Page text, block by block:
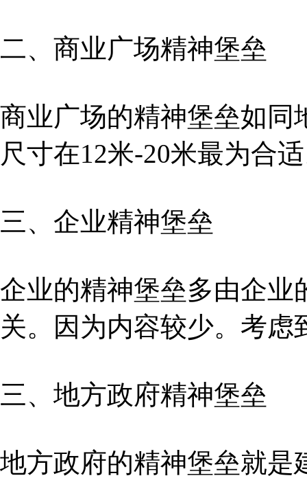
二、商业广场精神堡垒
商业广场的精神堡垒如同
尺寸在12米-20米最为合
三、企业精神堡垒
企业的精神堡垒多由企业
关。因为内容较少。考虑
三、地方政府精神堡垒
地方政府的精神堡垒就是